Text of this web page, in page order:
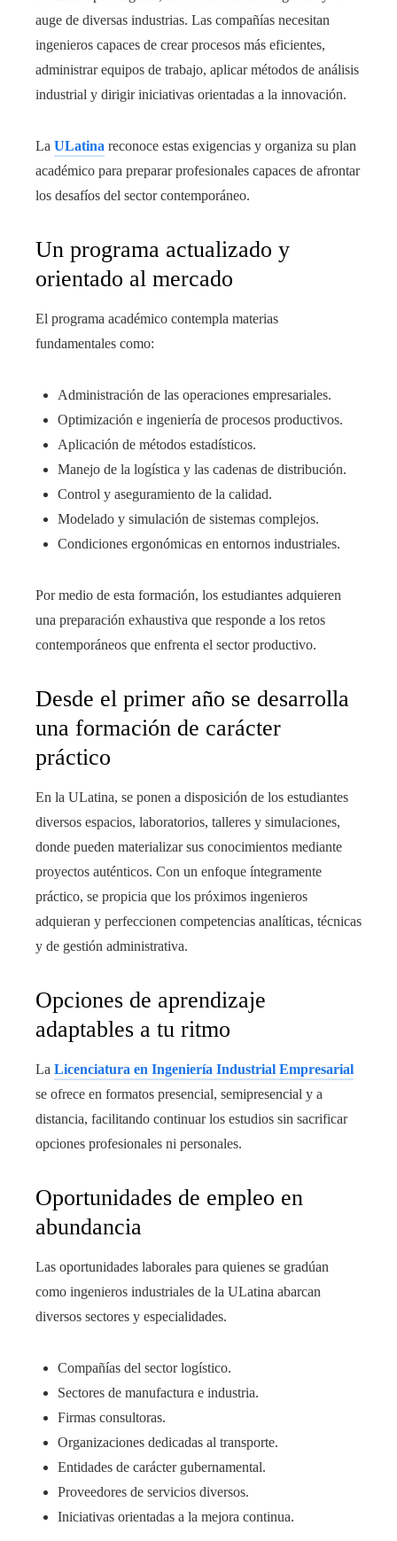
auge de diversas industrias. Las compañías necesitan
ingenieros capaces de crear procesos más eficientes,
administrar equipos de trabajo, aplicar métodos de análisis
industrial y dirigir iniciativas orientadas a la innovación.
La ULatina reconoce estas exigencias y organiza su plan
académico para preparar profesionales capaces de afrontar
los desafíos del sector contemporáneo.
Un programa actualizado y
orientado al mercado
El programa académico contempla materias
fundamentales como:
Administración de las operaciones empresariales.
Optimización e ingeniería de procesos productivos.
Aplicación de métodos estadísticos.
Manejo de la logística y las cadenas de distribución.
Control y aseguramiento de la calidad.
Modelado y simulación de sistemas complejos.
Condiciones ergonómicas en entornos industriales.
Por medio de esta formación, los estudiantes adquieren
una preparación exhaustiva que responde a los retos
contemporáneos que enfrenta el sector productivo.
Desde el primer año se desarrolla
una formación de carácter
práctico
En la ULatina, se ponen a disposición de los estudiantes
diversos espacios, laboratorios, talleres y simulaciones,
donde pueden materializar sus conocimientos mediante
proyectos auténticos. Con un enfoque íntegramente
práctico, se propicia que los próximos ingenieros
adquieran y perfeccionen competencias analíticas, técnicas
y de gestión administrativa.
Opciones de aprendizaje
adaptables a tu ritmo
La Licenciatura en Ingeniería Industrial Empresarial
se ofrece en formatos presencial, semipresencial y a
distancia, facilitando continuar los estudios sin sacrificar
opciones profesionales ni personales.
Oportunidades de empleo en
abundancia
Las oportunidades laborales para quienes se gradúan
como ingenieros industriales de la ULatina abarcan
diversos sectores y especialidades.
Compañías del sector logístico.
Sectores de manufactura e industria.
Firmas consultoras.
Organizaciones dedicadas al transporte.
Entidades de carácter gubernamental.
Proveedores de servicios diversos.
Iniciativas orientadas a la mejora continua.